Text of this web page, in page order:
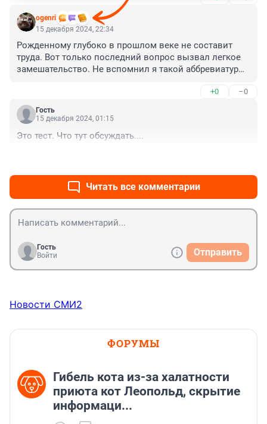
ogenri
15 декабря 2024, 22:34
Рожденному глубоко в прошлом веке не составит
труда. Вот только последний вопрос вызвал легкое
замешательство. Не вспомнил я такой аббревиатуры.
+0 –0
Гость
15 декабря 2024, 01:15
Это тест. Что тут обсуждать....
Читать все комментарии
Гость
Войти
Отправить
Новости СМИ2
ФОРУМЫ
Гибель кота из-за халатности
приюта кот Леопольд, скрытиe
информаци...